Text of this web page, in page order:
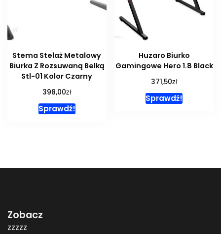
Stema Stelaż Metalowy
Biurka Z Rozsuwaną Belką
Stl-01 Kolor Czarny
398,00zł
Sprawdź!
Huzaro Biurko
Gamingowe Hero 1.8 Black
371,50zł
Sprawdź!
Zobacz
zzzzz